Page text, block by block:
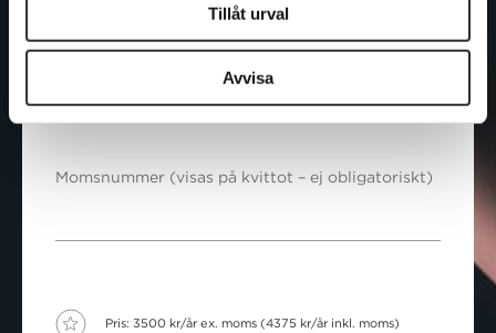
Tillåt urval
Avvisa
Land
Momsnummer (visas på kvittot – ej obligatoriskt)
Pris: 3500 kr/år ex. moms (4375 kr/år inkl. moms)